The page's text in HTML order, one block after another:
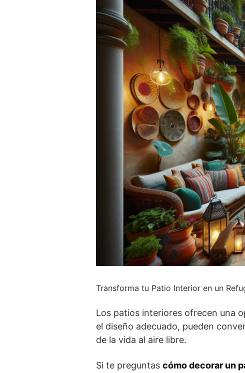
Transforma tu Patio Interior en un
Los patios interiores ofrecen una
el diseño adecuado, pueden
de la vida al aire libre.
Si te preguntas cómo decorar un